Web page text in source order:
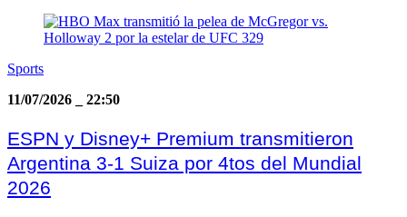
Sports
11/07/2026
22:50
ESPN y Disney+ Premium transmitieron
Argentina 3-1 Suiza por 4tos del Mundial
2026